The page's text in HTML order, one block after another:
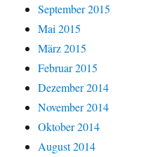
September 2015
Mai 2015
März 2015
Februar 2015
Dezember 2014
November 2014
Oktober 2014
August 2014